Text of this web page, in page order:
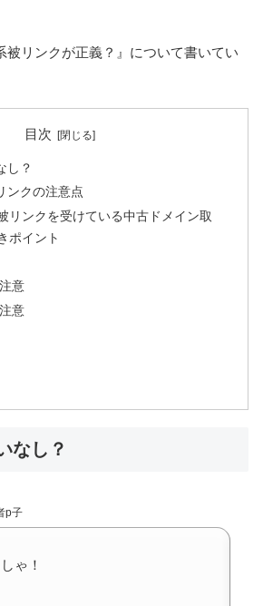
被リンクが正義？』について書いてい
目次
し？
ンクの注意点
リンクを受けている中古ドメイン取
ポイント
意
意
なし？
p子
ゃ！